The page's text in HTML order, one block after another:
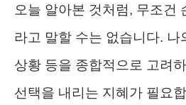
오늘 알아본 것처럼, 무조건
라고 말할 수는 없습니다. 나
상황 등을 종합적으로 고려
선택을 내리는 지혜가 필요